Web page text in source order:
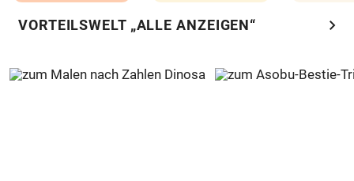
VORTEILSWELT „ALLE ANZEIGEN“ chevron_right